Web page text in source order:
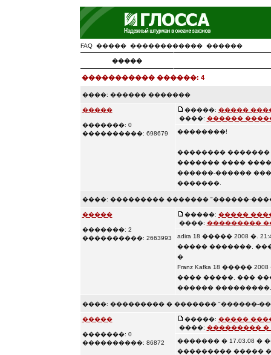
FAQ ����� ������������ ������
�����
����������� ������: 4
����: ������ �������
�����
�������: 0
����������: 698679
�����: �����
����: ������
��������!
��������
������� ����
������-������
�������.
����: ��������� ������� "������-
�����
�������: 2
����������: 2663993
�����: �����
����: ���������
adira 18 ����� 2008 �.
����� �������,
�
Franz Kafka 18 ����� 2008
���� �����, ���
������ ���������.
����: ��������� � ������� "������-
�����
�������: 0
����������: 86872
�����: �����
����: ��������� �
������� � 17.03.08
��������� �����